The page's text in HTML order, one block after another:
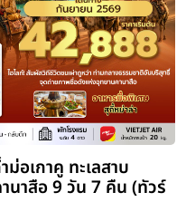
ม้เปลี่ยนสี อูลูมู่ฉี
น ไชน่า อีสเทิร์